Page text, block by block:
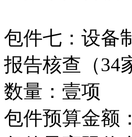
包件七：设备
报告核查（34
数量：壹项
包件预算金额